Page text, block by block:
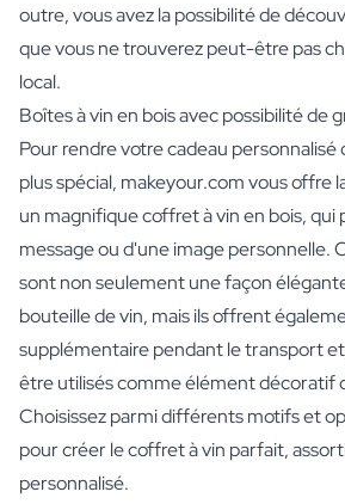
outre, vous avez la possibilité de
que vous ne trouverez peut-être pas
local.
Boîtes à vin en bois avec possibilité de
Pour rendre votre cadeau personnalisé
plus spécial, makeyour.com vous offre
un magnifique coffret à vin en bois,
message ou d'une image personnelle.
sont non seulement une façon
bouteille de vin, mais ils offrent
supplémentaire pendant le transport
être utilisés comme élément décoratif
Choisissez parmi différents motifs et
pour créer le coffret à vin parfait,
personnalisé.